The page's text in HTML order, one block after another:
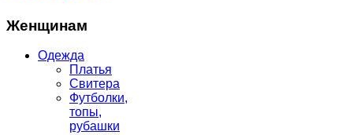
Женщинам
Одежда
Платья
Свитера
Футболки,
топы,
рубашки